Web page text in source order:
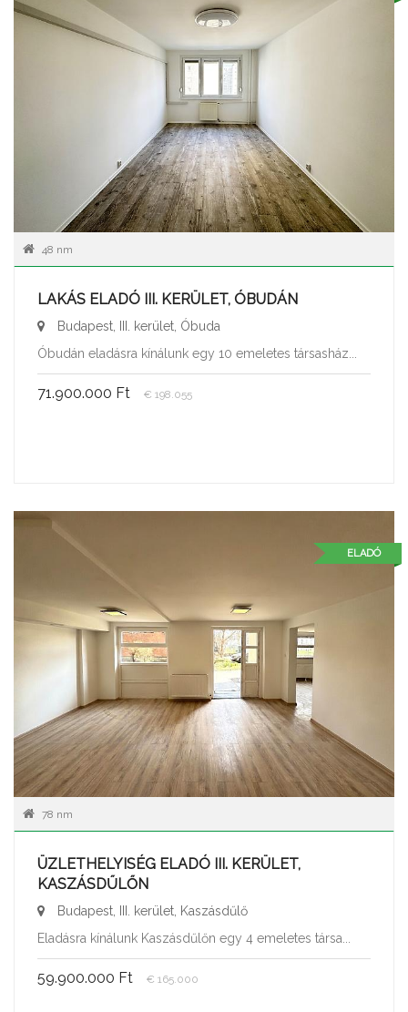
48 nm
LAKÁS ELADÓ III. KERÜLET, ÓBUDÁN
Budapest, III. kerület, Óbuda
Óbudán eladásra kínálunk egy 10 emeletes társasház...
71.900.000 Ft € 198.055
ELADÓ
78 nm
ÜZLETHELYISÉG ELADÓ III. KERÜLET,
KASZÁSDŰLŐN
Budapest, III. kerület, Kaszásdűlő
Eladásra kínálunk Kaszásdűlőn egy 4 emeletes társa...
59.900.000 Ft € 165.000